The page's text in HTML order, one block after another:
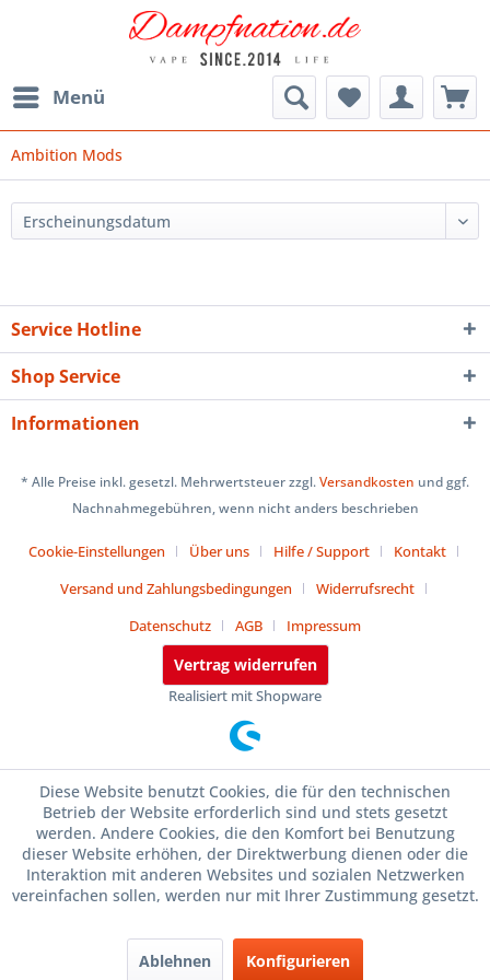
Menü
Ambition Mods
Service Hotline
Shop Service
Informationen
* Alle Preise inkl. gesetzl. Mehrwertsteuer zzgl.Versandkosten und ggf.
Nachnahmegebühren, wenn nicht anders beschrieben
Cookie-Einstellungen Über uns Hilfe / Support
Kontakt
Versand und Zahlungsbedingungen
Widerrufsrecht
Datenschutz
AGB Impressum
Vertrag widerrufen
Realisiert mit Shopware
Diese Website benutzt Cookies, die für den technischen
Betrieb der Website erforderlich sind und stets gesetzt
werden. Andere Cookies, die den Komfort bei Benutzung
dieser Website erhöhen, der Direktwerbung dienen oder die
Interaktion mit anderen Websites und sozialen Netzwerken
vereinfachen sollen, werden nur mit Ihrer Zustimmung gesetzt.
Ablehnen Konfigurieren